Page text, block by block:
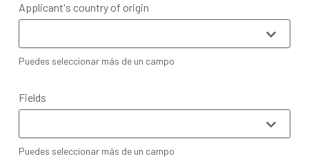
Applicant's country of origin
Puedes seleccionar más de un campo
Fields
Puedes seleccionar más de un campo